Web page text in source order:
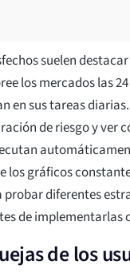
suelen
los mercados las
en sus tareas
de riesgo y ver
los gráficos
diferentes
de implementarlas
de los